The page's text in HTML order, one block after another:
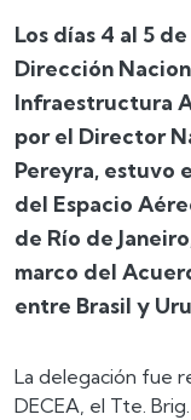
Los días 4 al 5
Dirección
Infraestructura
por el Director
Pereyra, estuvo
del Espacio
de Río de
marco del
entre Brasil y
La delegación fue
DECEA, el Tte.